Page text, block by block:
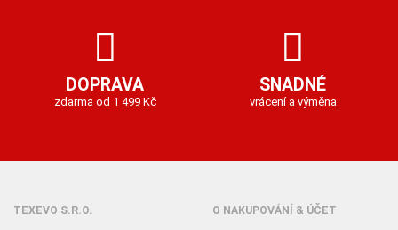
DOPRAVA
zdarma od 1 499 Kč
SNADNÉ
vrácení a výměna
TEXEVO S.R.O. O NAKUPOVÁNÍ & ÚČET